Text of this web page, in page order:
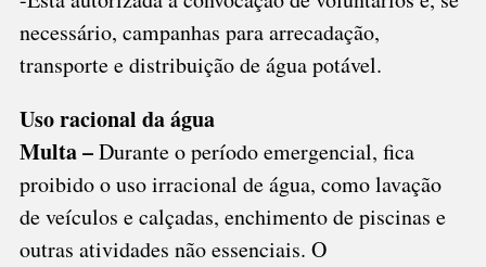
necessário, campanhas para arrecadação,
transporte e distribuição de água potável.
Uso racional da água
Multa –Durante o período emergencial, fica
proibido o uso irracional de água, como lavação
de veículos e calçadas, enchimento de piscinas e
outras atividades não essenciais. O